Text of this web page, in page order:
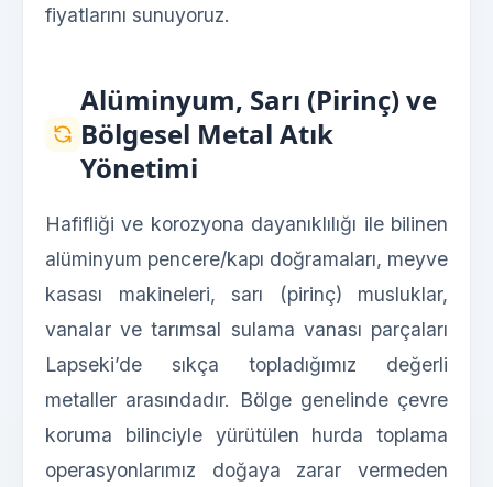
fiyatlarını sunuyoruz.
Alüminyum, Sarı (Pirinç) ve
Bölgesel Metal Atık
Yönetimi
Hafifliği ve korozyona dayanıklılığı ile bilinen
alüminyum pencere/kapı doğramaları, meyve
kasası makineleri, sarı (pirinç) musluklar,
vanalar ve tarımsal sulama vanası parçaları
Lapseki’de sıkça topladığımız değerli
metaller arasındadır. Bölge genelinde çevre
koruma bilinciyle yürütülen hurda toplama
operasyonlarımız doğaya zarar vermeden